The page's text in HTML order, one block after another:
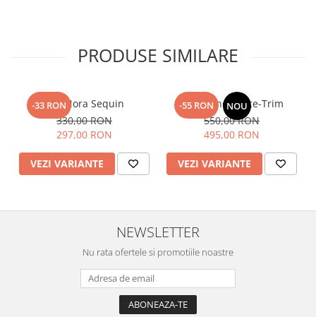
PRODUSE SIMILARE
-33 RONTop Nora Sequin
330,00 RON
297,00 RON
VEZI VARIANTE
-55 RON NOU
Fusta Linen Lace-Trim
550,00 RON
495,00 RON
VEZI VARIANTE
NEWSLETTER
Nu rata ofertele si promotiile noastre